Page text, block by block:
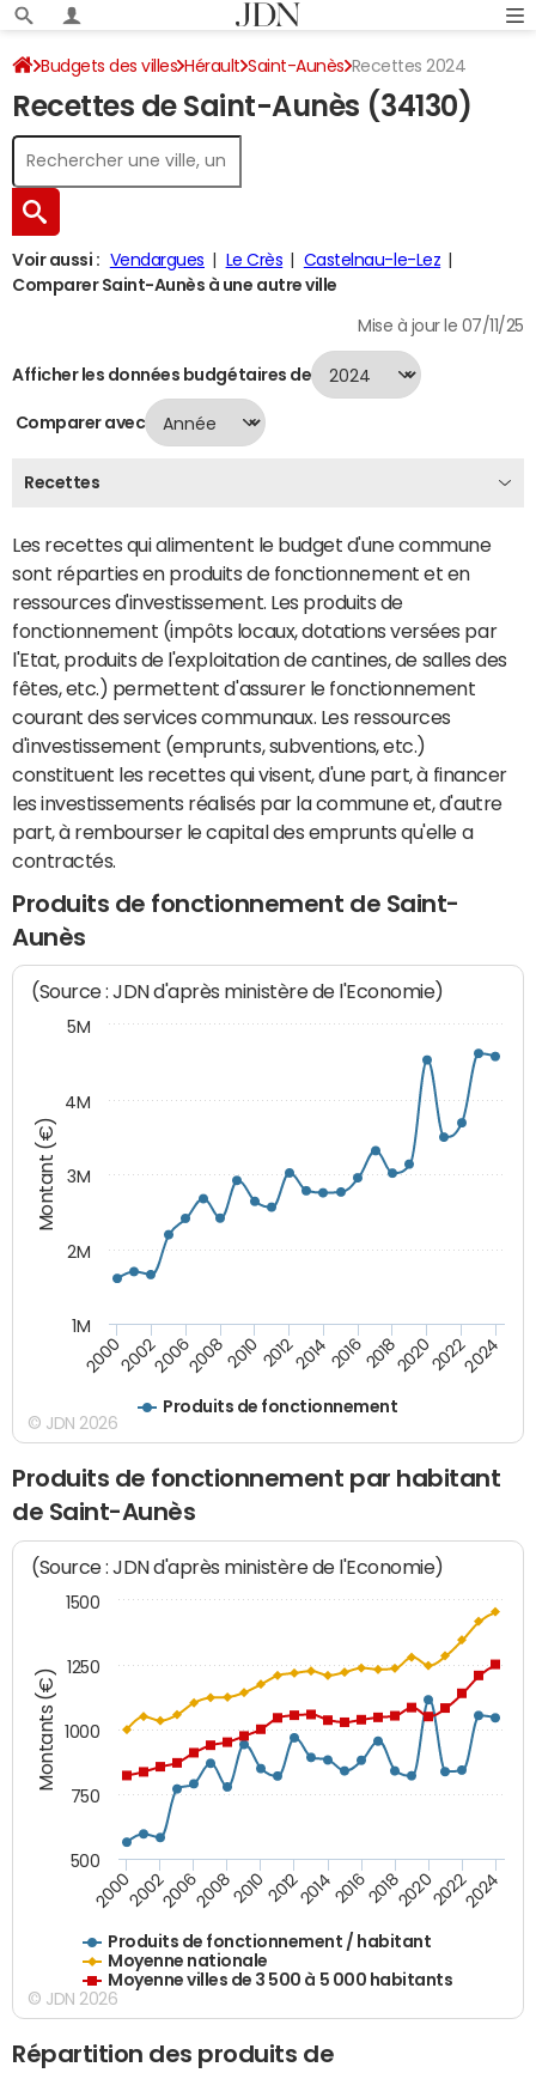
Budgets des villes Hérault Saint-Aunès Recettes 2024
Recettes de Saint-Aunès (34130)
Voir aussi : Vendargues Le Crès
Castelnau-le-Lez
Comparer Saint-Aunès à une autre ville
Mise à jour le 07/11/25
Afficher les données budgétaires de
Comparer avec
Recettes
Les recettes qui alimentent le budget d'une commune
sont réparties en produits de fonctionnement et en
ressources d'investissement. Les produits de
fonctionnement (impôts locaux, dotations versées par
l'Etat, produits de l'exploitation de cantines, de salles des
fêtes, etc.) permettent d'assurer le fonctionnement
courant des services communaux. Les ressources
d'investissement (emprunts, subventions, etc.)
constituent les recettes qui visent, d'une part, à financer
les investissements réalisés par la commune et, d'autre
part, à rembourser le capital des emprunts qu'elle a
contractés.
Produits de fonctionnement de Saint-
Aunès
Montant (€)
(Source : JDN d'après ministère de l'Economie)
Produits de fonctionnement
20002002200620082010 2012201420162018202020222024
1M
2M
3M
4M
5M
© JDN 2026
Produits de fonctionnement par habitant
de Saint-Aunès
Montants (€)
(Source : JDN d'après ministère de l'Economie)
Produits de fonctionnement / habitant
Moyenne nationale
Moyenne villes de 3 500 à 5 000 habitants
200020022006200820102012201420162018202020222024
500
750
1000
1250
1500
© JDN 2026
Répartition des produits de